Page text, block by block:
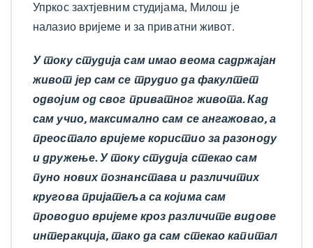
Упркос захтјевним студијама, Милош је
налазио вријеме и за приватни живот.
У току студија сам имао веома садржајан
живот јер сам се трудио да факултет
одвојим од свог приватног живота. Кад
сам учио, максимално сам се ангажовао, а
преостало вријеме користио за разоноду
и дружење. У току студија стекао сам
пуно нових познанстава и различитих
кругова пријатеља са којима сам
проводио вријеме кроз различите видове
интеракција, тако да сам стекао капитал